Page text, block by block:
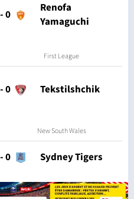
-0
Renofa
Yamaguchi
First League
0 Tekstilshchik
New South Wales
0 Sydney Tigers